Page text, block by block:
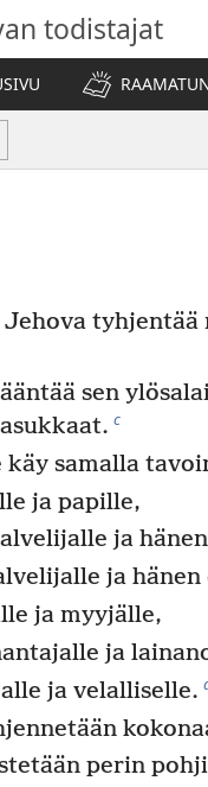
todistajat
Jehova tyhjentää
sen
c
samalla
ja papille,
ja
ja hänen
ja myyjälle,
ja
ja velalliselle.
perin